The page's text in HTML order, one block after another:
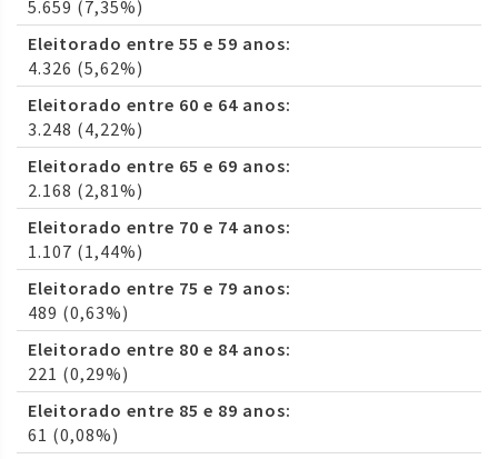
5.659 (7,35%)
Eleitorado entre 55 e 59 anos:
4.326 (5,62%)
Eleitorado entre 60 e 64 anos:
3.248 (4,22%)
Eleitorado entre 65 e 69 anos:
2.168 (2,81%)
Eleitorado entre 70 e 74 anos:
1.107 (1,44%)
Eleitorado entre 75 e 79 anos:
489 (0,63%)
Eleitorado entre 80 e 84 anos:
221 (0,29%)
Eleitorado entre 85 e 89 anos:
61 (0,08%)